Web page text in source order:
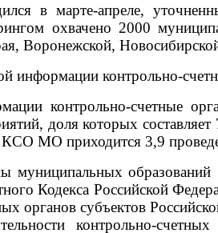
в марте-апреле,
охвачено 2000
Воронежской,
информации контрольно-
контрольно-счетные
доля которых
МО приходится 3,9
муниципальных образований
Кодекса Российской
органов субъектов
контрольно-